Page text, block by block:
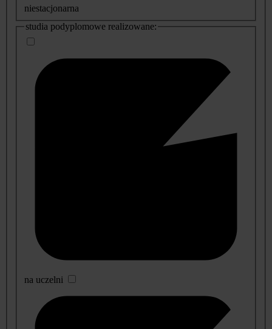
niestacjonarna
studia podyplomowe realizowane:
na uczelni